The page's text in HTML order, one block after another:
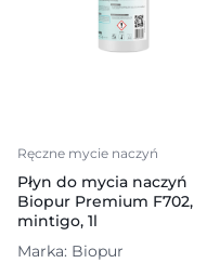
Ręczne mycie naczyń
Płyn do mycia naczyń
Biopur Premium F702,
mintigo, 1l
Marka: Biopur